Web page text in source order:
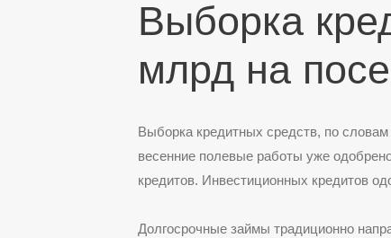
Выборка
млрд на
Выборка кредитных средств, по
весенние полевые работы уже
кредитов. Инвестиционных кредитов
Долгосрочные займы традиционно